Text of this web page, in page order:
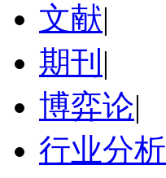
文献|
期刊 |
博弈论|
行业分析